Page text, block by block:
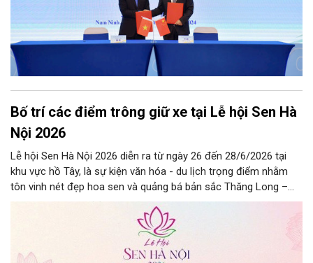
Bố trí các điểm trông giữ xe tại Lễ hội Sen Hà
Nội 2026
Lễ hội Sen Hà Nội 2026 diễn ra từ ngày 26 đến 28/6/2026 tại
khu vực hồ Tây, là sự kiện văn hóa - du lịch trọng điểm nhằm
tôn vinh nét đẹp hoa sen và quảng bá bản sắc Thăng Long –
Hà Nội.